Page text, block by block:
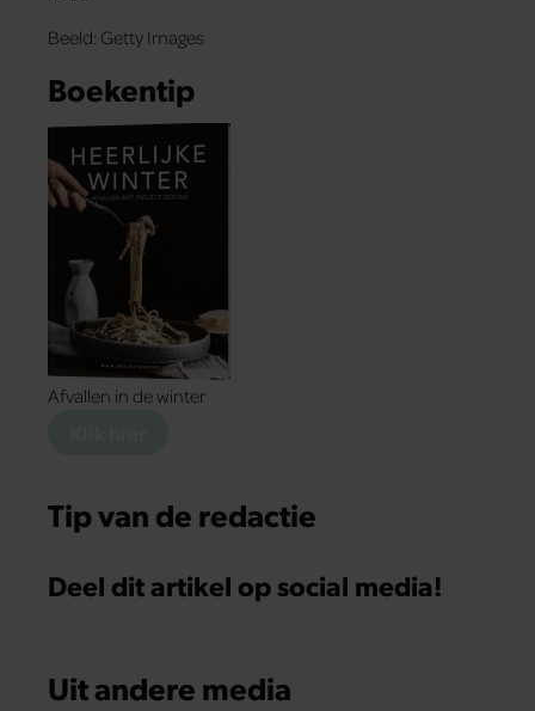
Beeld: Getty Images
Boekentip
Afvallen in de winter
Tip van de redactie
Deel dit artikel op social media!
Uit andere media